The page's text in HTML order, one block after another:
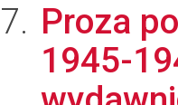
Proza
1945-